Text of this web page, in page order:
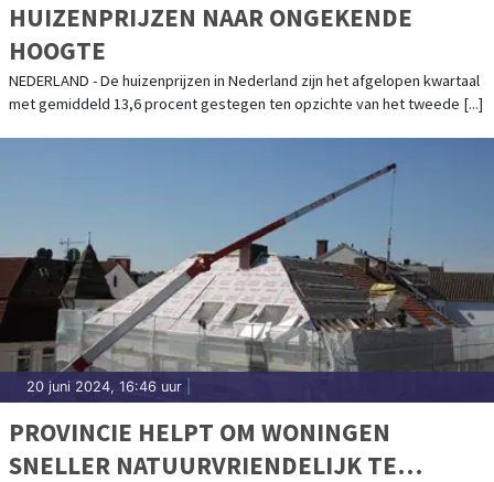
HUIZENPRIJZEN NAAR ONGEKENDE
HOOGTE
NEDERLAND - De huizenprijzen in Nederland zijn het afgelopen kwartaal
met gemiddeld 13,6 procent gestegen ten opzichte van het tweede [...]
20 juni 2024, 16:46 uur
PROVINCIE HELPT OM WONINGEN
SNELLER NATUURVRIENDELIJK TE